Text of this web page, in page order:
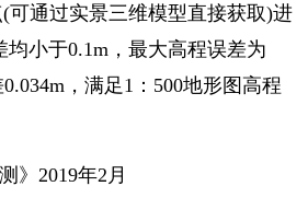
(可通过实景三维模型直接获取)进
均小于0.1m ，最大高程误差为
0.034m ，满足 1 ： 500地形图高程
》 2019年2 月